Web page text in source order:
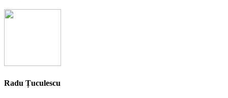
Radu Țuculescu